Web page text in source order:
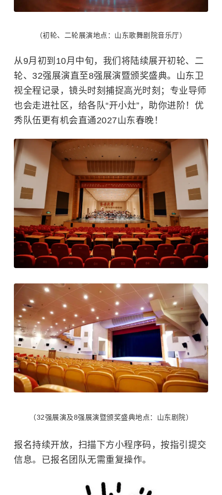
（初轮、二轮展演地点：山东歌舞剧院音乐厅）
从9月初到10月中旬，我们将陆续展开初轮、二
轮、32强展演直至8强展演暨颁奖盛典。
山东卫
视全程记录，镜头时刻捕捉高光时刻；专业导师
也会走进社区，给各队“开小灶”，助你进阶！优
秀队伍更有机会直通2027山东春晚！
（32强展演及8强展演暨颁奖盛典地点：山东剧院）
报名持续开放，扫描下方小程序码，按指引提交
信息。已报名团队无需重复操作。